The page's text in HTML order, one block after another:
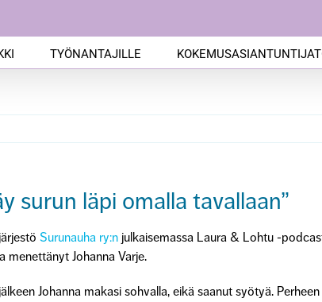
TYÖNANTAJILLE
surun läpi omalla tavallaan”
Surunauha ry:n julkaisemassa Laura & Lohtu -
menettänyt Johanna Varje.
Johanna makasi sohvalla, eikä saanut syötyä.